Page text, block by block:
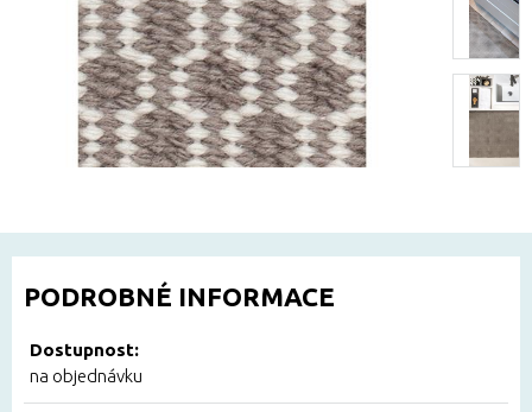
PODROBNÉ INFORMACE
Dostupnost:
na objednávku